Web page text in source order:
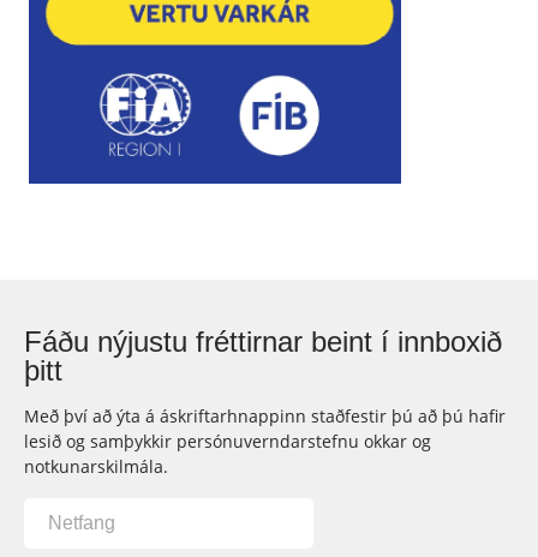
Fáðu nýjustu fréttirnar beint í innboxið
þitt
Með því að ýta á áskriftarhnappinn staðfestir þú að þú hafir
lesið og samþykkir persónuverndarstefnu okkar og
notkunarskilmála.